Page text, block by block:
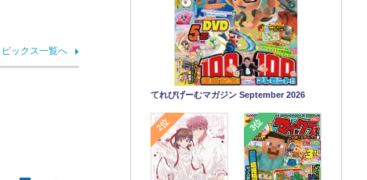
ックス一覧へ
てれびげーむマガジン September 2026
2位 3位